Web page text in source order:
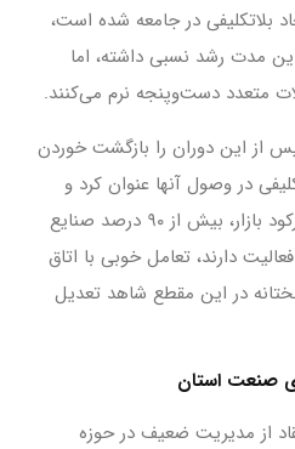
بلاتکلیفی در جامعه شده است،
مدت رشد نسبی داشته، اما
متعدد دست‌وپنجه نرم می‌کنند.
این دوران را بازگشت خوردن
در وصول آنها عنوان کرد و
گفت: با وجود این فشارها و رکود بازار، بیش از ۹۰ درصد صنایع
دارند، تعامل خوبی با اتاق
در این مقطع شاهد تعدیل
صنعت استان
از مدیریت ضعیف در حوزه